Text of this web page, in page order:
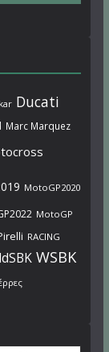
Ducati
Marc Marquez
MotoGP2020
MotoGP
RACING
WSBK